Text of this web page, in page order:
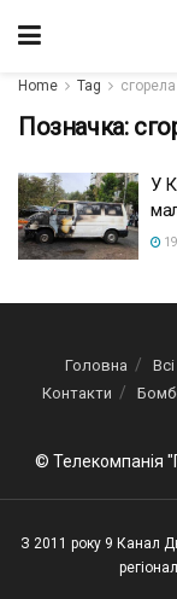
Home Tag
Позначка:
У
Головна
Контакти
© Телекомпанія
З 2011 року 9 Канал